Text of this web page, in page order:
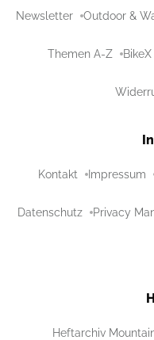
Newsletter Outdoor &
Themen A-Z BikeX
Kontakt Impressum
Datenschutz Privacy
Heftarchiv